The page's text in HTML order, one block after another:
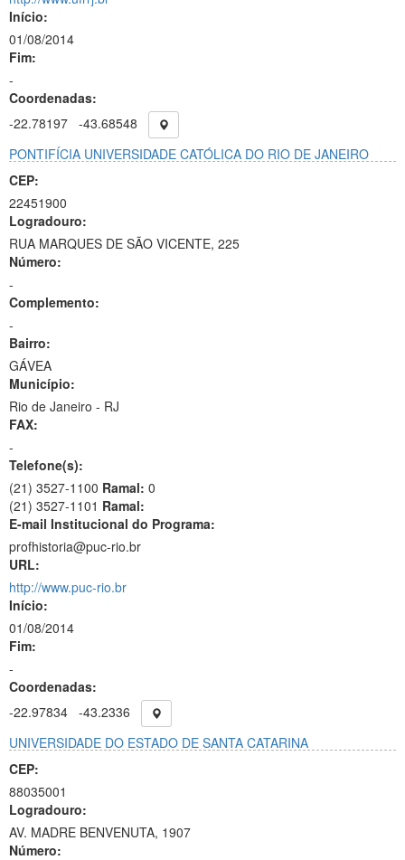
Início:
01/08/2014
Fim:
-
Coordenadas:
-22.78197 -43.68548
PONTIFÍCIA UNIVERSIDADE CATÓLICA DO RIO DE JANEIRO
CEP:
22451900
Logradouro:
RUA MARQUES DE SÃO VICENTE, 225
Número:
-
Complemento:
-
Bairro:
GÁVEA
Município:
Rio de Janeiro - RJ
FAX:
-
Telefone(s):
(21) 3527-1100 Ramal: 0
(21) 3527-1101 Ramal:
E-mail Institucional do Programa:
profhistoria@puc-rio.br
URL:
http://www.puc-rio.br
Início:
01/08/2014
Fim:
-
Coordenadas:
-22.97834 -43.2336
UNIVERSIDADE DO ESTADO DE SANTA CATARINA
CEP:
88035001
Logradouro:
AV. MADRE BENVENUTA, 1907
Número: